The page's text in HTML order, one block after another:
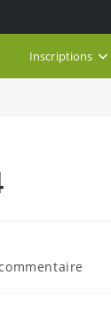
Inscriptions